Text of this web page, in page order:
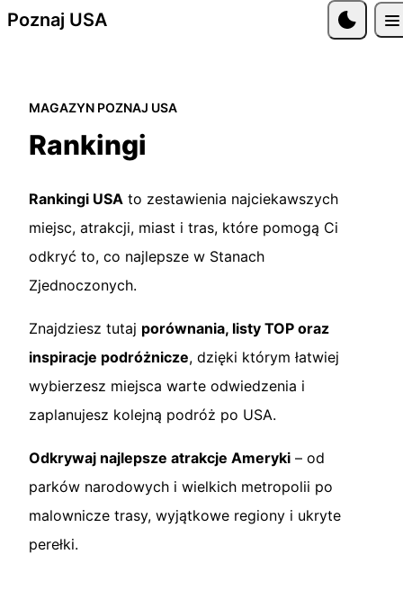
Przejdź do treści
Poznaj USA
MAGAZYN POZNAJ USA
Rankingi
Rankingi USA to zestawienia najciekawszych
miejsc, atrakcji, miast i tras, które pomogą Ci
odkryć to, co najlepsze w Stanach
Zjednoczonych.
Znajdziesz tutaj porównania, listy TOP oraz
inspiracje podróżnicze, dzięki którym łatwiej
wybierzesz miejsca warte odwiedzenia i
zaplanujesz kolejną podróż po USA.
Odkrywaj najlepsze atrakcje Ameryki – od
parków narodowych i wielkich metropolii po
malownicze trasy, wyjątkowe regiony i ukryte
perełki.